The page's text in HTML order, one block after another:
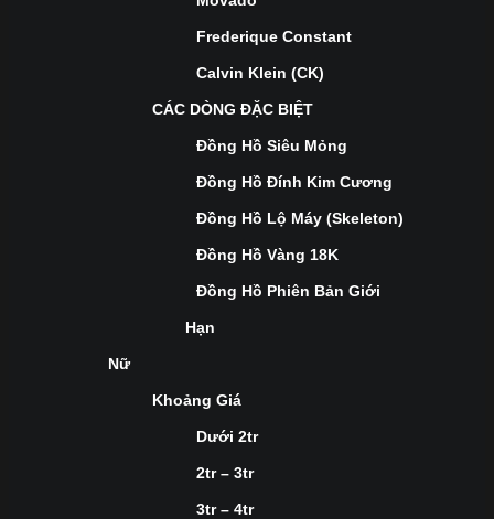
Frederique Constant
Calvin Klein (CK)
CÁC DÒNG ĐẶC BIỆT
Đồng Hồ Siêu Mỏng
Đồng Hồ Đính Kim Cương
Đồng Hồ Lộ Máy (Skeleton)
Đồng Hồ Vàng 18K
Đồng Hồ Phiên Bản Giới
Hạn
Nữ
Khoảng Giá
Dưới 2tr
2tr – 3tr
3tr – 4tr